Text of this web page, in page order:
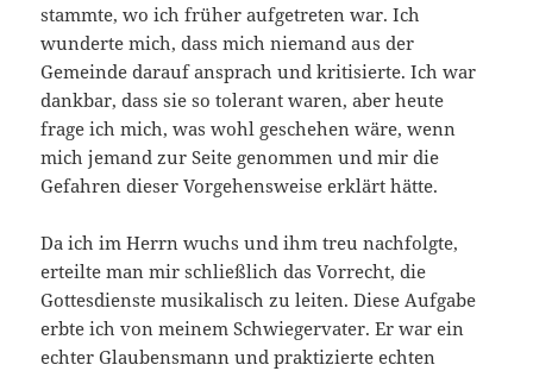
stammte, wo ich früher aufgetreten war. Ich
wunderte mich, dass mich niemand aus der
Gemeinde darauf ansprach und kritisierte. Ich war
dankbar, dass sie so tolerant waren, aber heute
frage ich mich, was wohl geschehen wäre, wenn
mich jemand zur Seite genommen und mir die
Gefahren dieser Vorgehensweise erklärt hätte.
Da ich im Herrn wuchs und ihm treu nachfolgte,
erteilte man mir schließlich das Vorrecht, die
Gottesdienste musikalisch zu leiten. Diese Aufgabe
erbte ich von meinem Schwiegervater. Er war ein
echter Glaubensmann und praktizierte echten